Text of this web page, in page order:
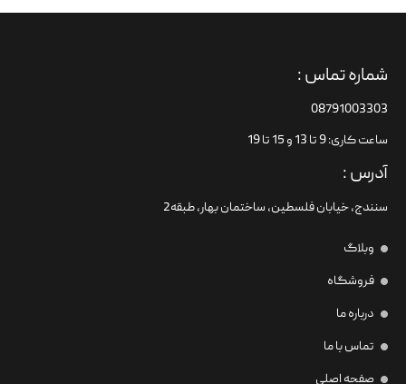
شماره تماس :
08791003303
ساعت کاری: 9 تا 13 و 15 تا 19
آدرس :
سنندج، خیابان فلسطین،‌ ساختمان بهار، طبقه2
وبلاگ
فروشگاه
درباره ما
تماس با ما
صفحه اصلی